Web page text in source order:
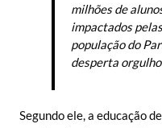
milhões de
impactados
população do
desperta
Segundo ele, a educação